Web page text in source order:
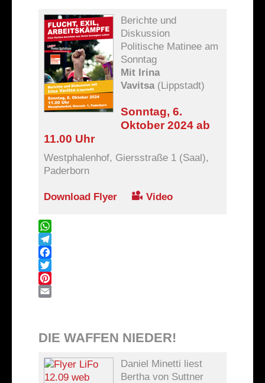
Berichte und
Diskussion
Politische Matinee am
Sonntag
Mit Irina
Vavitsa (Lippstadt)
Sonntag, 6.
Oktober 2024 ab
11.00 Uhr
Westphalenhof, Giersstraße 1 (Saal),
Paderborn
Download Flyer Video
WhatsApp
Telegram
Facebook
Twitter
Pinterest
DIE WAFFEN NIEDER!
Daniel Minetti liest
Bertha von Suttner